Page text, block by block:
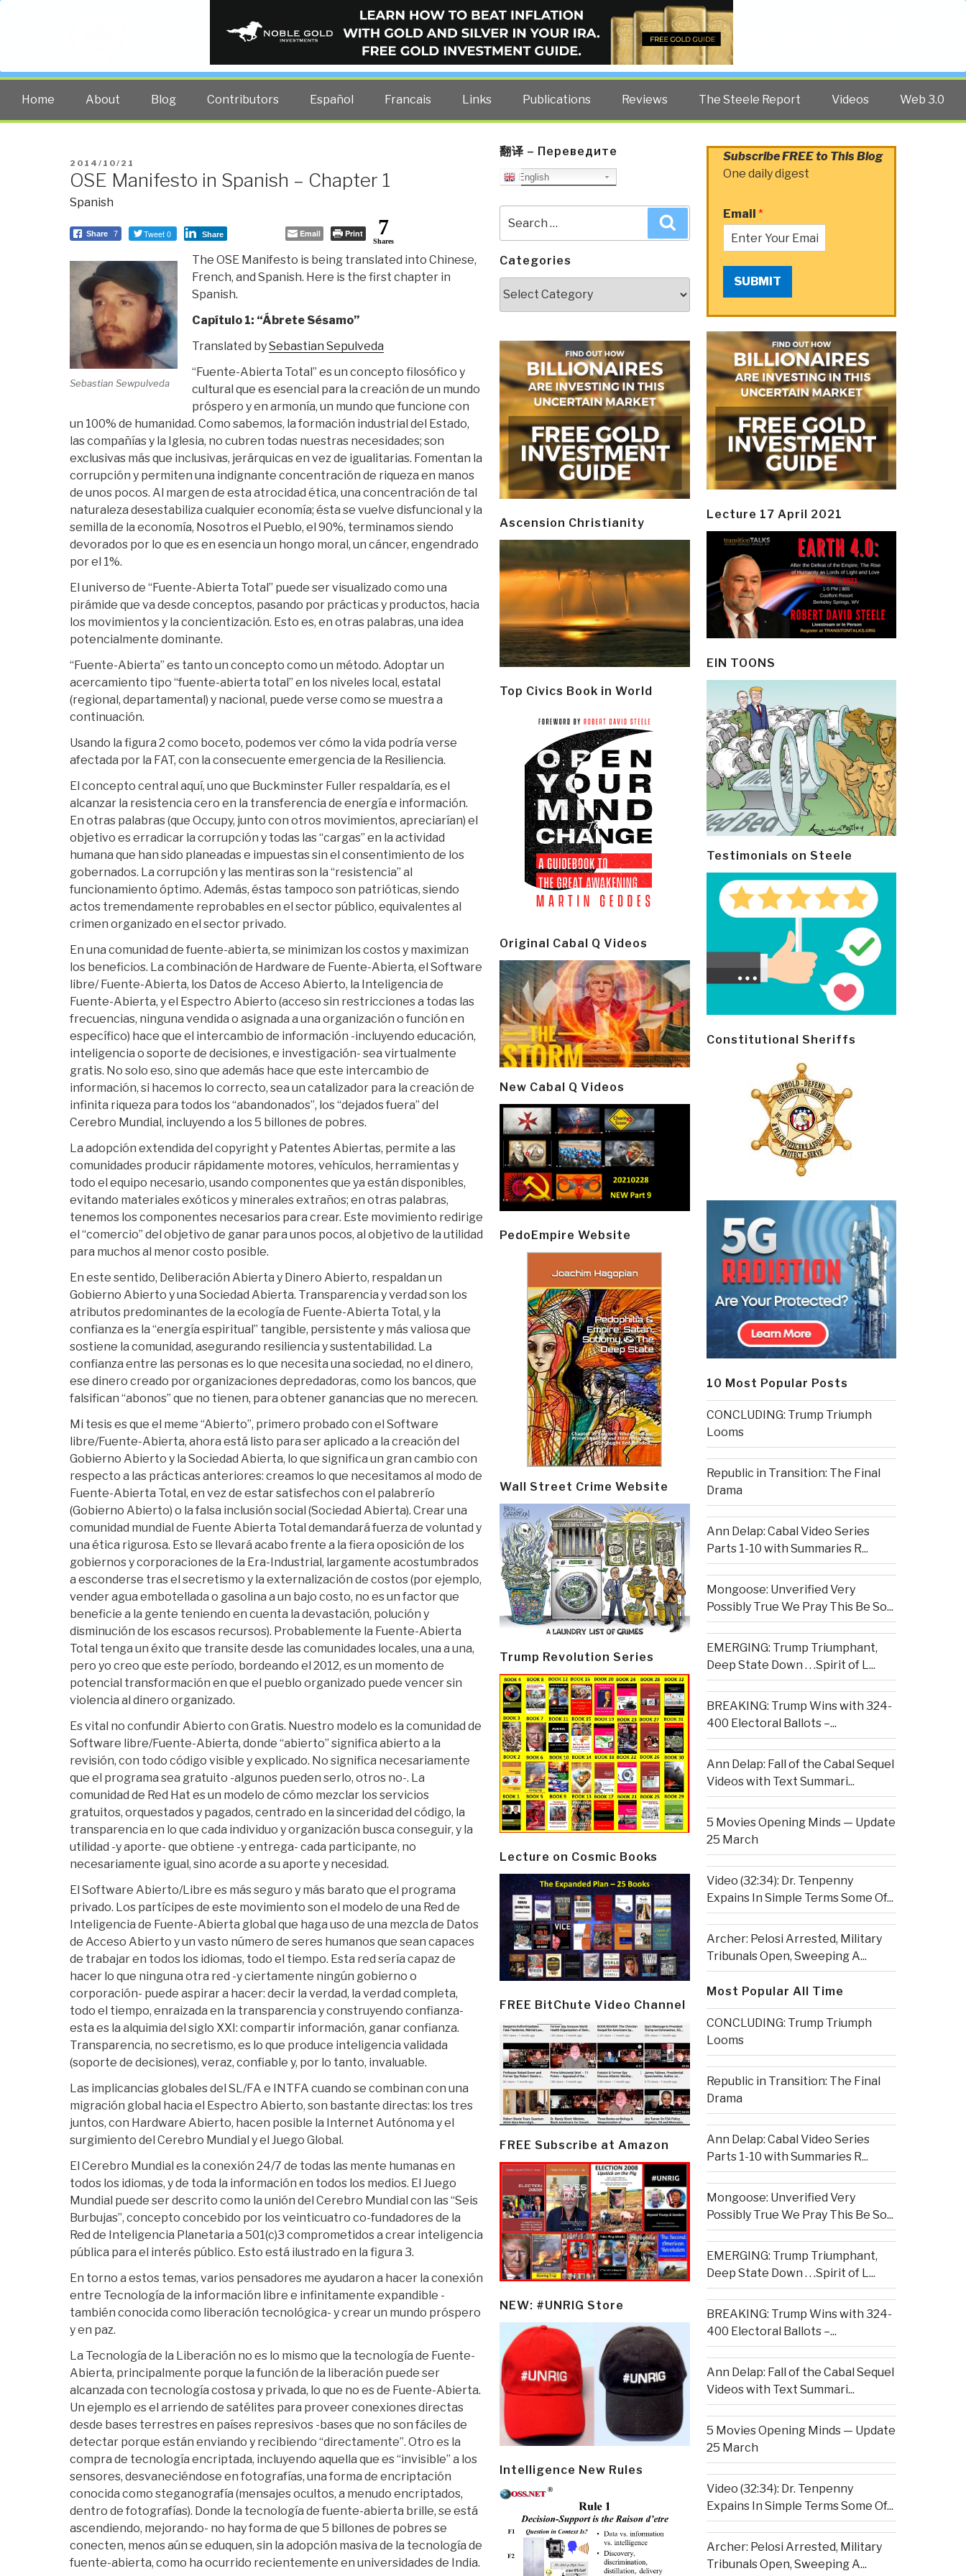
PUBLIC INTELLIGENCE BLOG
The truth at any cost lowers all other costs — curated by former US spy Robert David Steele.
Home About Blog Contributors Español Francais Links Publications Reviews The Steele Report Videos Web 3.0
POSTED
ON
2014/10/21
OSE Manifesto in Spanish – Chapter 1
Spanish
Share 7 Tweet 0 Share Email Print 7
Shares
Sebastian Sewpulveda
The OSE Manifesto is being translated into Chinese,
French, and Spanish. Here is the first chapter in
Spanish.
Capítulo 1: “Ábrete Sésamo”
Translated bySebastian Sepulveda
“Fuente-Abierta Total” es un concepto filosófico y
cultural que es esencial para la creación de un mundo
próspero y en armonía, un mundo que funcione con
un 100% de humanidad. Como sabemos, la formación industrial del Estado,
las compañías y la Iglesia, no cubren todas nuestras necesidades; son
exclusivas más que inclusivas, jerárquicas en vez de igualitarias. Fomentan la
corrupción y permiten una indignante concentración de riqueza en manos
de unos pocos. Al margen de esta atrocidad ética, una concentración de tal
naturaleza desestabiliza cualquier economía; ésta se vuelve disfuncional y la
semilla de la economía, Nosotros el Pueblo, el 90%, terminamos siendo
devorados por lo que es en esencia un hongo moral, un cáncer, engendrado
por el 1%.
El universo de “Fuente-Abierta Total” puede ser visualizado como una
pirámide que va desde conceptos, pasando por prácticas y productos, hacia
los movimientos y la concientización. Esto es, en otras palabras, una idea
potencialmente dominante.
“Fuente-Abierta” es tanto un concepto como un método. Adoptar un
acercamiento tipo “fuente-abierta total” en los niveles local, estatal
(regional, departamental) y nacional, puede verse como se muestra a
continuación.
Usando la figura 2 como boceto, podemos ver cómo la vida podría verse
afectada por la FAT, con la consecuente emergencia de la Resiliencia.
El concepto central aquí, uno que Buckminster Fuller respaldaría, es el
alcanzar la resistencia cero en la transferencia de energía e información.
En otras palabras (que Occupy, junto con otros movimientos, apreciarían) el
objetivo es erradicar la corrupción y todas las “cargas” en la actividad
humana que han sido planeadas e impuestas sin el consentimiento de los
gobernados. La corrupción y las mentiras son la “resistencia” al
funcionamiento óptimo. Además, éstas tampoco son patrióticas, siendo
actos tremendamente reprobables en el sector público, equivalentes al
crimen organizado en el sector privado.
En una comunidad de fuente-abierta, se minimizan los costos y maximizan
los beneficios. La combinación de Hardware de Fuente-Abierta, el Software
libre/ Fuente-Abierta, los Datos de Acceso Abierto, la Inteligencia de
Fuente-Abierta, y el Espectro Abierto (acceso sin restricciones a todas las
frecuencias, ninguna vendida o asignada a una organización o función en
específico) hace que el intercambio de información -incluyendo educación,
inteligencia o soporte de decisiones, e investigación- sea virtualmente
gratis. No solo eso, sino que además hace que este intercambio de
información, si hacemos lo correcto, sea un catalizador para la creación de
infinita riqueza para todos los “abandonados”, los “dejados fuera” del
Cerebro Mundial, incluyendo a los 5 billones de pobres.
La adopción extendida del copyright y Patentes Abiertas, permite a las
comunidades producir rápidamente motores, vehículos, herramientas y
todo el equipo necesario, usando componentes que ya están disponibles,
evitando materiales exóticos y minerales extraños; en otras palabras,
tenemos los componentes necesarios para crear. Este movimiento redirige
el “comercio” del objetivo de ganar para unos pocos, al objetivo de la utilidad
para muchos al menor costo posible.
En este sentido, Deliberación Abierta y Dinero Abierto, respaldan un
Gobierno Abierto y una Sociedad Abierta. Transparencia y verdad son los
atributos predominantes de la ecología de Fuente-Abierta Total, y la
confianza es la “energía espiritual” tangible, persistente y más valiosa que
sostiene la comunidad, asegurando resiliencia y sustentabilidad. La
confianza entre las personas es lo que necesita una sociedad, no el dinero,
ese dinero creado por organizaciones depredadoras, como los bancos, que
falsifican “abonos” que no tienen, para obtener ganancias que no merecen.
Mi tesis es que el meme “Abierto”, primero probado con el Software
libre/Fuente-Abierta, ahora está listo para ser aplicado a la creación del
Gobierno Abierto y la Sociedad Abierta, lo que significa un gran cambio con
respecto a las prácticas anteriores: creamos lo que necesitamos al modo de
Fuente-Abierta Total, en vez de estar satisfechos con el palabrerío
(Gobierno Abierto) o la falsa inclusión social (Sociedad Abierta). Crear una
comunidad mundial de Fuente Abierta Total demandará fuerza de voluntad y
una ética rigurosa. Esto se llevará acabo frente a la fiera oposición de los
gobiernos y corporaciones de la Era-Industrial, largamente acostumbrados
a esconderse tras el secretismo y la externalización de costos (por ejemplo,
vender agua embotellada o gasolina a un bajo costo, no es un factor que
beneficie a la gente teniendo en cuenta la devastación, polución y
disminución de los escasos recursos). Probablemente la Fuente-Abierta
Total tenga un éxito que transite desde las comunidades locales, una a una,
pero yo creo que este período, bordeando el 2012, es un momento de
potencial transformación en que el pueblo organizado puede vencer sin
violencia al dinero organizado.
Es vital no confundir Abierto con Gratis. Nuestro modelo es la comunidad de
Software libre/Fuente-Abierta, donde “abierto” significa abierto a la
revisión, con todo código visible y explicado. No significa necesariamente
que el programa sea gratuito -algunos pueden serlo, otros no-. La
comunidad de Red Hat es un modelo de cómo mezclar los servicios
gratuitos, orquestados y pagados, centrado en la sinceridad del código, la
transparencia en lo que cada individuo y organización busca conseguir, y la
utilidad -y aporte- que obtiene -y entrega- cada participante, no
necesariamente igual, sino acorde a su aporte y necesidad.
El Software Abierto/Libre es más seguro y más barato que el programa
privado. Los partícipes de este movimiento son el modelo de una Red de
Inteligencia de Fuente-Abierta global que haga uso de una mezcla de Datos
de Acceso Abierto y un vasto número de seres humanos que sean capaces
de trabajar en todos los idiomas, todo el tiempo. Esta red sería capaz de
hacer lo que ninguna otra red -y ciertamente ningún gobierno o
corporación- puede aspirar a hacer: decir la verdad, la verdad completa,
todo el tiempo, enraizada en la transparencia y construyendo confianza-
esta es la alquimia del siglo XXI: compartir información, ganar confianza.
Transparencia, no secretismo, es lo que produce inteligencia validada
(soporte de decisiones), veraz, confiable y, por lo tanto, invaluable.
Las implicancias globales del SL/FA e INTFA cuando se combinan con una
migración global hacia el Espectro Abierto, son bastante directas: los tres
juntos, con Hardware Abierto, hacen posible la Internet Autónoma y el
surgimiento del Cerebro Mundial y el Juego Global.
El Cerebro Mundial es la conexión 24/7 de todas las mente humanas en
todos los idiomas, y de toda la información en todos los medios. El Juego
Mundial puede ser descrito como la unión del Cerebro Mundial con las “Seis
Burbujas”, concepto concebido por los veinticuatro co-fundadores de la
Red de Inteligencia Planetaria a 501(c)3 comprometidos a crear inteligencia
pública para el interés público. Esto está ilustrado en la figura 3.
En torno a estos temas, varios pensadores me ayudaron a hacer la conexión
entre Tecnología de la información libre e infinitamente expandible -
también conocida como liberación tecnológica- y crear un mundo próspero
y en paz.
La Tecnología de la Liberación no es lo mismo que la tecnología de Fuente-
Abierta, principalmente porque la función de la liberación puede ser
alcanzada con tecnología costosa y privada, lo que no es de Fuente-Abierta.
Un ejemplo es el arriendo de satélites para proveer conexiones directas
desde bases terrestres en países represivos -bases que no son fáciles de
detectar porque están enviando y recibiendo “directamente”. Otro es la
compra de tecnología encriptada, incluyendo aquella que es “invisible” a los
sensores, desvaneciéndose en fotografías, una forma de encriptación
conocida como steganografía (mensajes ocultos, a menudo encriptados,
dentro de fotografías). Donde la tecnología de fuente-abierta brille, se está
ascendiendo, mejorando- no hay forma de que 5 billones de pobres se
conecten, menos aún se eduquen, sin la adopción masiva de la tecnología de
fuente-abierta, como ha ocurrido recientemente en universidades de India.
翻译 – Переведите
English
for:
Categories
Ascension Christianity
Top Civics Book in World
Original Cabal Q Videos
New Cabal Q Videos
PedoEmpire Website
Wall Street Crime Website
Trump Revolution Series
Lecture on Cosmic Books
FREE BitChute Video Channel
FREE Subscribe at Amazon
NEW: #UNRIG Store
Intelligence New Rules
Subscribe FREE to This Blog
One daily digest
Email *
SUBMIT
Lecture 17 April 2021
EIN TOONS
Testimonials on Steele
Constitutional Sheriffs
10 Most Popular Posts
CONCLUDING: Trump Triumph
Looms
Republic in Transition: The Final
Drama
Ann Delap: Cabal Video Series
Parts 1-10 with Summaries R...
Mongoose: Unverified Very
Possibly True We Pray This Be So...
EMERGING: Trump Triumphant,
Deep State Down . . .Spirit of L...
BREAKING: Trump Wins with 324-
400 Electoral Ballots –...
Ann Delap: Fall of the Cabal Sequel
Videos with Text Summari...
5 Movies Opening Minds — Update
25 March
Video (32:34): Dr. Tenpenny
Expains In Simple Terms Some Of...
Archer: Pelosi Arrested, Military
Tribunals Open, Sweeping A...
Most Popular All Time
CONCLUDING: Trump Triumph
Looms
Republic in Transition: The Final
Drama
Ann Delap: Cabal Video Series
Parts 1-10 with Summaries R...
Mongoose: Unverified Very
Possibly True We Pray This Be So...
EMERGING: Trump Triumphant,
Deep State Down . . .Spirit of L...
BREAKING: Trump Wins with 324-
400 Electoral Ballots –...
Ann Delap: Fall of the Cabal Sequel
Videos with Text Summari...
5 Movies Opening Minds — Update
25 March
Video (32:34): Dr. Tenpenny
Expains In Simple Terms Some Of...
Archer: Pelosi Arrested, Military
Tribunals Open, Sweeping A...